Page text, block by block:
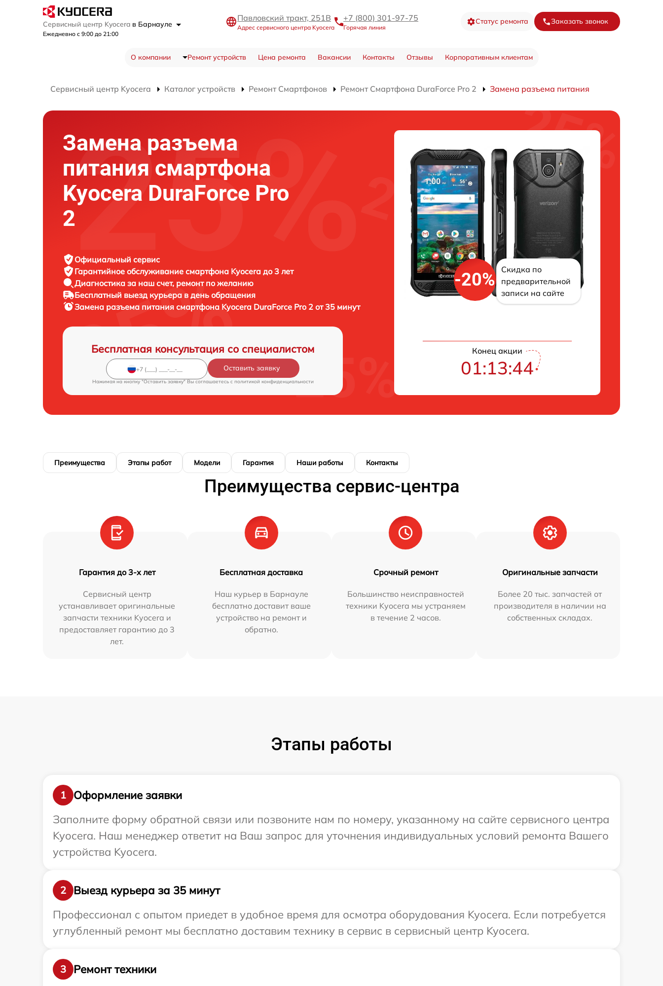
Сервисный центр Kyocera в Барнауле
Ежедневно с 9:00 до 21:00
Павловский тракт, 251В
Адрес сервисного центра Kyocera
+7 (800) 301-97-75
Горячая линия
Статус ремонта Заказать звонок
О компании Ремонт устройств Цена ремонта Вакансии Контакты Отзывы Корпоративным клиентам
Сервисный центр Kyocera Каталог устройств Ремонт Смартфонов Ремонт Смартфона DuraForce Pro 2 Замена разъема питания
Замена разъема
питания смартфона
Kyocera DuraForce Pro
2
Официальный сервис
Гарантийное обслуживание смартфона Kyocera до 3 лет
Диагностика за наш счет, ремонт по желанию
Бесплатный выезд курьера в день обращения
Замена разъема питания смартфона Kyocera DuraForce Pro 2 от 35 минут
Бесплатная консультация со специалистом
Оставить заявку
Нажимая на кнопку "Оставить заявку" Вы соглашаетесь c политикой конфиденциальности
-20%
Скидка по
предварительной
записи на сайте
Конец акции
01:13:43
Преимущества Этапы работ Модели Гарантия Наши работы Контакты
Преимущества сервис-центра
Гарантия до 3-х лет
Сервисный центр
устанавливает оригинальные
запчасти техники Kyocera и
предоставляет гарантию до 3
лет.
Бесплатная доставка
Наш курьер в Барнауле
бесплатно доставит ваше
устройство на ремонт и
обратно.
Срочный ремонт
Большинство неисправностей
техники Kyocera мы устраняем
в течение 2 часов.
Оригинальные запчасти
Более 20 тыс. запчастей от
производителя в наличии на
собственных складах.
Этапы работы
1
Оформление заявки
Заполните форму обратной связи или позвоните нам по номеру, указанному на сайте сервисного центра
Kyocera. Наш менеджер ответит на Ваш запрос для уточнения индивидуальных условий ремонта Вашего
устройства Kyocera.
2
Выезд курьера за 35 минут
Профессионал с опытом приедет в удобное время для осмотра оборудования Kyocera. Если потребуется
углубленный ремонт мы бесплатно доставим технику в сервис в сервисный центр Kyocera.
3
Ремонт техники